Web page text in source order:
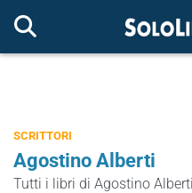
SCRITTORI
Agostino Alberti
Tutti i libri di Agostino